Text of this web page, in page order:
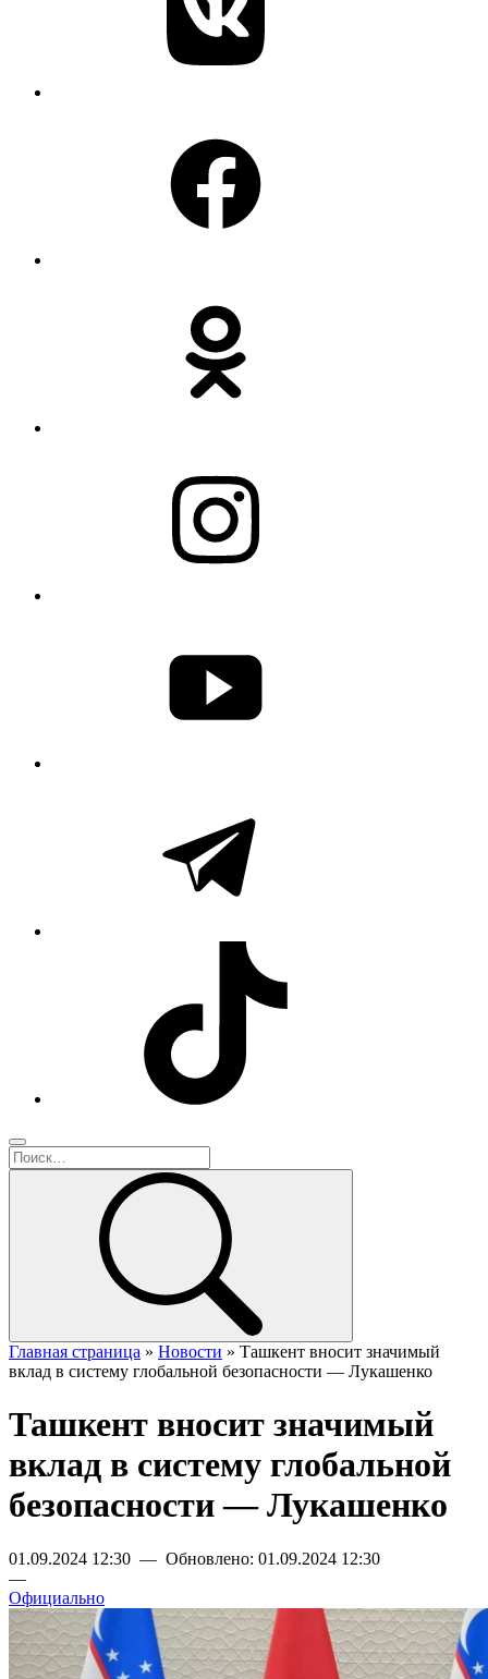
Главная страница » Новости » Ташкент вносит значимый
вклад в систему глобальной безопасности — Лукашенко
Ташкент вносит значимый
вклад в систему глобальной
безопасности — Лукашенко
01.09.2024 12:30 — Обновлено: 01.09.2024 12:30
—
Официально